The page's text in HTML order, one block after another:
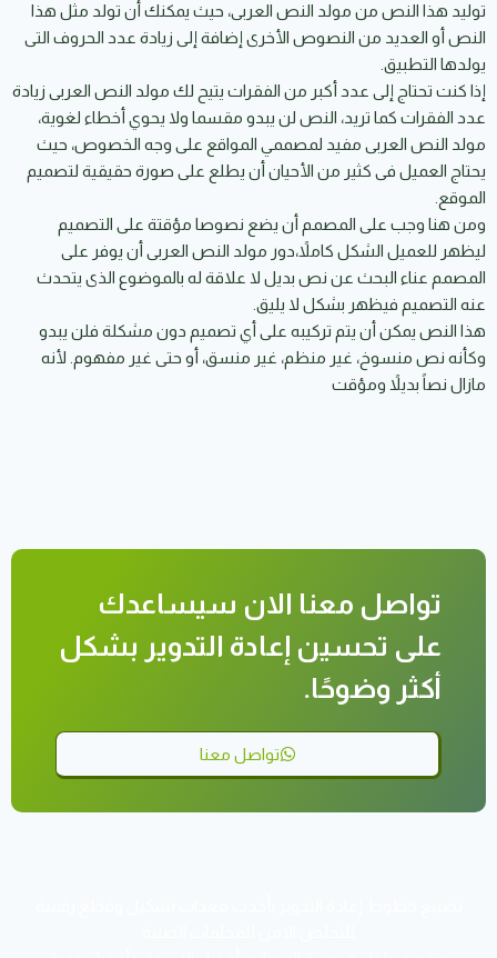
توليد هذا النص من مولد النص العربى، حيث يمكنك أن تولد مثل هذا
النص أو العديد من النصوص الأخرى إضافة إلى زيادة عدد الحروف التى
يولدها التطبيق.
إذا كنت تحتاج إلى عدد أكبر من الفقرات يتيح لك مولد النص العربى زيادة
عدد الفقرات كما تريد، النص لن يبدو مقسما ولا يحوي أخطاء لغوية،
مولد النص العربى مفيد لمصممي المواقع على وجه الخصوص، حيث
يحتاج العميل فى كثير من الأحيان أن يطلع على صورة حقيقية لتصميم
الموقع.
ومن هنا وجب على المصمم أن يضع نصوصا مؤقتة على التصميم
ليظهر للعميل الشكل كاملاً،دور مولد النص العربى أن يوفر على
المصمم عناء البحث عن نص بديل لا علاقة له بالموضوع الذى يتحدث
عنه التصميم فيظهر بشكل لا يليق.
هذا النص يمكن أن يتم تركيبه على أي تصميم دون مشكلة فلن يبدو
وكأنه نص منسوخ، غير منظم، غير منسق، أو حتى غير مفهوم. لأنه
مازال نصاً بديلاً ومؤقت
تواصل معنا الان سيساعدك
على تحسين إعادة التدوير بشكل
أكثر وضوحًا.
تواصل معنا